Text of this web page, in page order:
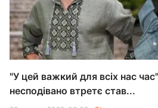
"У цей важкий для всіх нас
несподівано втретє став...